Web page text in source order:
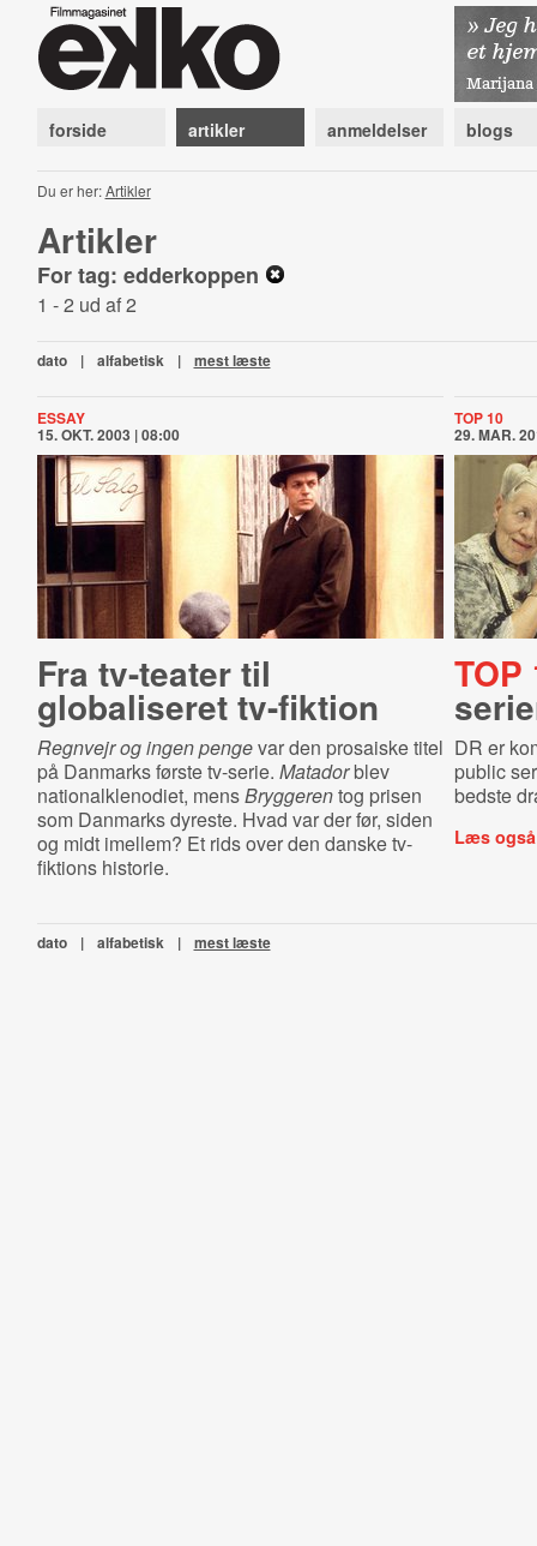
forside artikler anmeldelser blogs
Du er her:Artikler
Artikler
For tag: edderkoppen
1 - 2 ud af 2
dato | alfabetisk | mest læste
ESSAY
15. OKT. 2003 | 08:00
Fra tv-teater til
globaliseret tv-fiktion
Regnvejr og ingen pengevar den prosaiske titel
på Danmarks første tv-serie. Matadorblev
nationalklenodiet, mensBryggerentog prisen
som Danmarks dyreste. Hvad var der før, siden
og midt imellem? Et rids over den danske tv-
fiktions historie.
TOP 10
29. MAR.
TOP
DR er
public
bedste
Læs
dato | alfabetisk | mest læste